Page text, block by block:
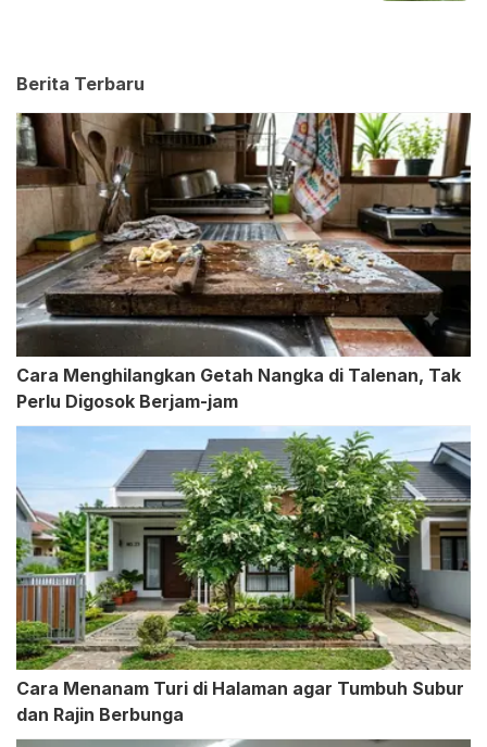
Berita Terbaru
Cara Menghilangkan Getah Nangka di Talenan, Tak
Perlu Digosok Berjam-jam
Cara Menanam Turi di Halaman agar Tumbuh Subur
dan Rajin Berbunga